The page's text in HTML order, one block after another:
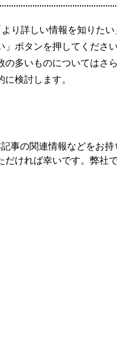
り詳しい情報を知りた
」ボタンを押してくださ
の多いものについてはさ
に検討します。
事の関連情報などをお
だければ幸いです。弊社